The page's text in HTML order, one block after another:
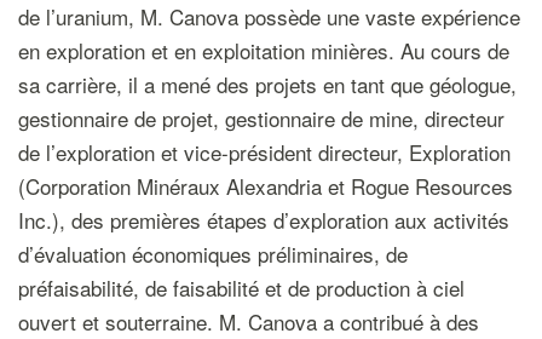
de l’uranium, M. Canova possède une vaste expérience
en exploration et en exploitation minières. Au cours de
sa carrière, il a mené des projets en tant que géologue,
gestionnaire de projet, gestionnaire de mine, directeur
de l’exploration et vice-président directeur, Exploration
(Corporation Minéraux Alexandria et Rogue Resources
Inc.), des premières étapes d’exploration aux activités
d’évaluation économiques préliminaires, de
préfaisabilité, de faisabilité et de production à ciel
ouvert et souterraine. M. Canova a contribué à des